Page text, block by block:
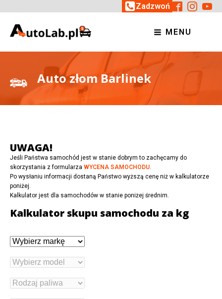
Zadzwoń
MENU
Auto złom Barlinek
UWAGA!
Jeśli Państwa samochód jest w stanie dobrym to zachęcamy do
skorzystania z formularza WYCENA SAMOCHODU.
Po wysłaniu informacji dostaną Państwo wyższą cenę niż w kalkulatorze
poniżej.
Kalkulator jest dla samochodów w stanie poniżej średnim.
Kalkulator skupu samochodu za kg